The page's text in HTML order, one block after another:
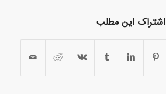
اشتراک این مطلب